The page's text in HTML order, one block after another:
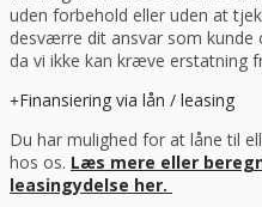
uden forbehold eller uden at
desværre dit ansvar som kunde
da vi ikke kan kræve erstatning
Finansiering via lån / leasing
Du har mulighed for at låne til
hos os. Læs mere eller
leasingydelse her.